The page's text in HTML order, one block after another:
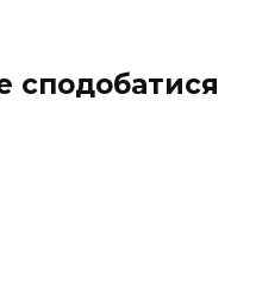
сподобатися